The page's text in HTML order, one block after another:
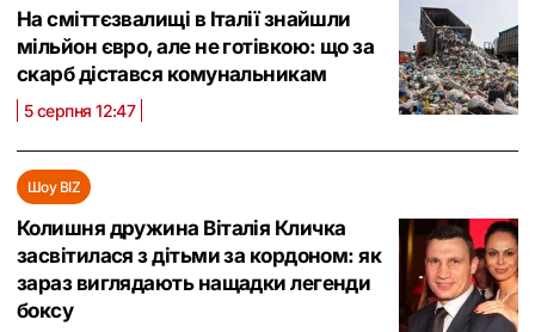
На сміттєзвалищі в Італії знайшли
мільйон євро, але не готівкою: що за
скарб дістався комунальникам
5 серпня 12:47
Шоу BIZ
Колишня дружина Віталія Кличка
засвітилася з дітьми за кордоном: як
зараз виглядають нащадки легенди
боксу